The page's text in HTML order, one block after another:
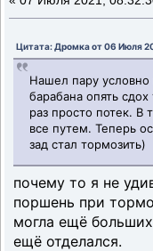
Цитата: Дромка от 06 Июля
Нашел пару условно
барабана опять
раз просто потек. В
все путем. Теперь
зад стал тормозить)
почему то я не
поршень при
могла ещё
ещё отделался.